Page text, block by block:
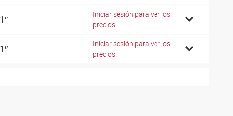
1″
Iniciar sesión para ver los
precios
1″
Iniciar sesión para ver los
precios